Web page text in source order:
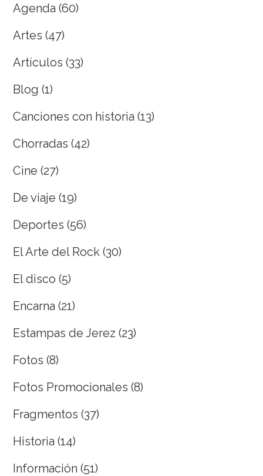
Agenda (60)
Artes (47)
Artículos (33)
Blog (1)
Canciones con historia (13)
Chorradas (42)
Cine (27)
De viaje (19)
Deportes (56)
El Arte del Rock (30)
El disco (5)
Encarna (21)
Estampas de Jerez (23)
Fotos (8)
Fotos Promocionales (8)
Fragmentos (37)
Historia (14)
Información (51)